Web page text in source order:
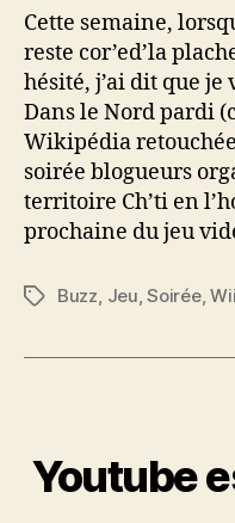
Cette semaine,
reste cor’ed’la
hésité, j’ai dit que
Dans le Nord pardi
Wikipédia
soirée blogueurs
territoire Ch’ti en
prochaine du jeu
Étiquettes
Buzz, Jeu,Soirée,Wii
Youtube